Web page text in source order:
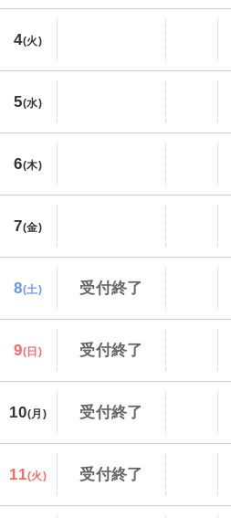
4(火)
5(水)
6(木)
7(金)
8(土) 受付終了
9(日) 受付終了
10(月) 受付終了
11(火) 受付終了